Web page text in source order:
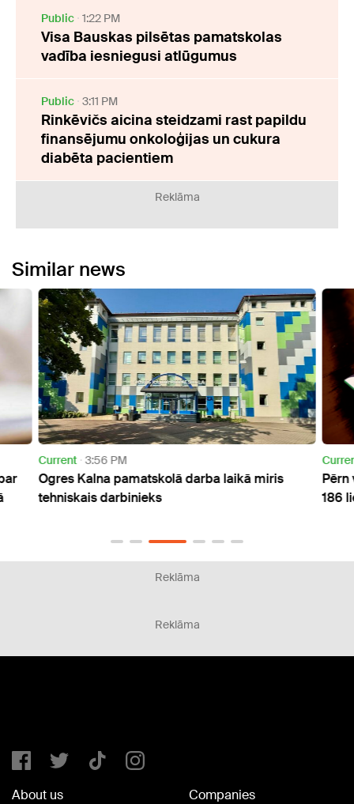
Public 1:22 PM
Visa Bauskas pilsētas pamatskolas
vadība iesniegusi atlūgumus
Public 3:11 PM
Rinkēvičs aicina steidzami rast papildu
finansējumu onkoloģijas un cukura
diabēta pacientiem
Reklāma
Similar news
Current 3:56 PM
Ogres Kalna pamatskolā darba laikā miris
tehniskais darbinieks
Pērn
186
Reklāma
Reklāma
About us
Companies